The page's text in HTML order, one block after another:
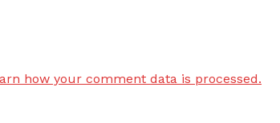
how your comment data is processed.